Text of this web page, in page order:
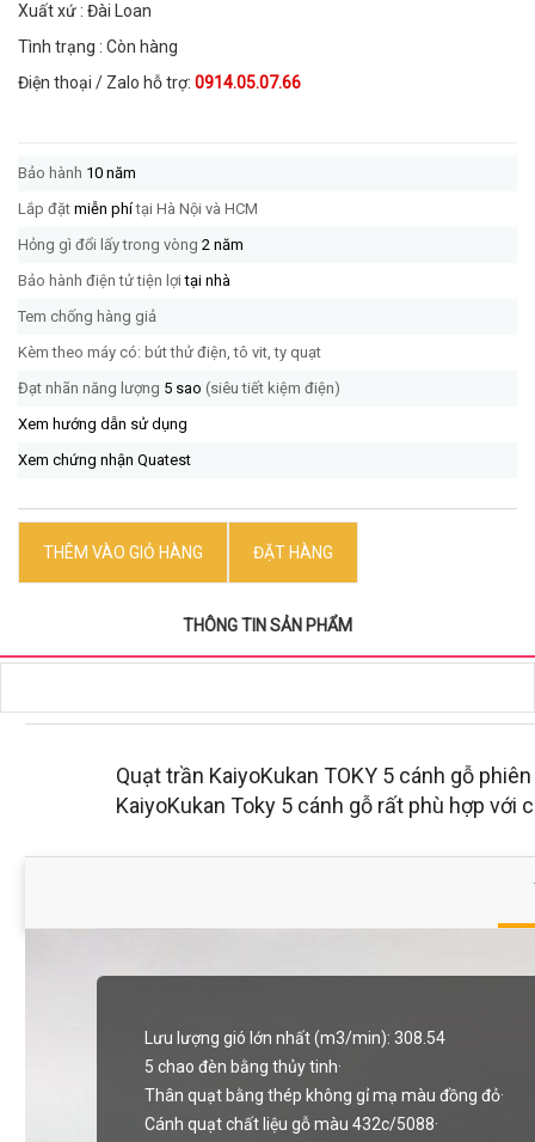
Xuất xứ : Đài Loan
Tình trạng : Còn hàng
Điện thoại / Zalo hỗ trợ: 0914.05.07.66
Bảo hành 10 năm
Lắp đặt miễn phítại Hà Nội và HCM
Hỏng gì đổi lấy trong vòng 2 năm
Bảo hành điện tử tiện lợitại nhà
Tem chống hàng giả
Kèm theo máy có: bút thử điện, tô vit, ty quạt
Đạt nhãn năng lượng 5 sao (siêu tiết kiệm điện)
Xem hướng dẫn sử dụng
Xem chứng nhận Quatest
THÊM VÀO GIỎ HÀNG ĐẶT HÀNG
THÔNG TIN SẢN PHẨM
Quạt trần KaiyoKukan TOKY 5 cánh gỗ
KaiyoKukan Toky 5 cánh gỗ rất phù hợp với
Lưu lượng gió lớn nhất (m3/min): 308.54
5 chao đèn bằng thủy tinh·
Thân quạt bằng thép không gỉ mạ màu đồng đỏ·
Cánh quạt chất liệu gỗ màu 432c/5088·